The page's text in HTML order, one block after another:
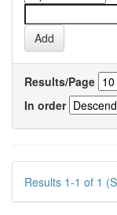
Results/Page
In order
Results 1-1 of 1